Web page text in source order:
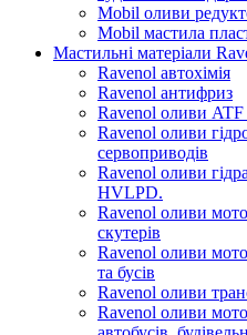
Mobil оливи
Mobil мастила
Мастильні матеріали
Ravenol автохімія
Ravenol антифриз
Ravenol оливи ATF
Ravenol оливи
сервоприводів
Ravenol оливи
HVLPD.
Ravenol оливи
скутерів
Ravenol оливи
та бусів
Ravenol оливи
Ravenol оливи